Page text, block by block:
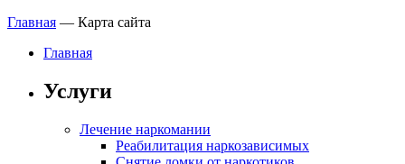
Главная — Карта сайта
Главная
Услуги
Лечение наркомании
Реабилитация наркозависимых